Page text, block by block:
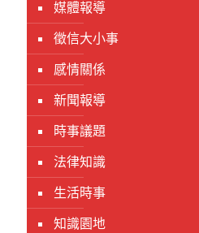
媒體報導
徵信大小事
感情關係
新聞報導
時事議題
法律知識
生活時事
知識園地